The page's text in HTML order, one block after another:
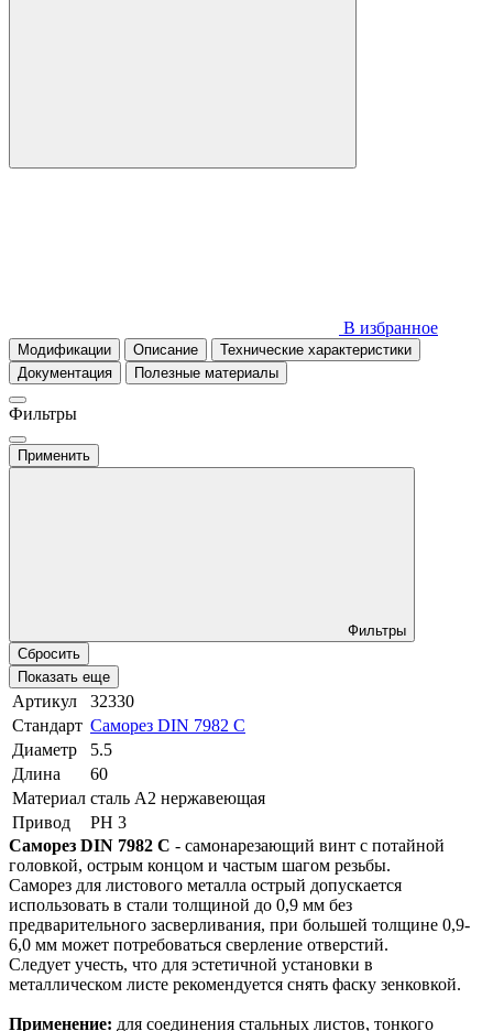
В избранное
Модификации Описание
Технические характеристики
Документация
Полезные материалы
Фильтры
Применить
Фильтры
Сбросить
Показать еще
Артикул
32330
Стандарт Саморез DIN 7982 C
Диаметр
5.5
Длина
60
Материал сталь A2 нержавеющая
Привод
PH 3
Саморез DIN 7982 C - самонарезающий винт с потайной
головкой, острым концом и частым шагом резьбы.
Саморез для листового металла острый допускается
использовать в стали толщиной до 0,9 мм без
предварительного засверливания, при большей толщине 0,9-
6,0 мм может потребоваться сверление отверстий.
Следует учесть, что для эстетичной установки в
металлическом листе рекомендуется снять фаску зенковкой.
Применение: для соединения стальных листов, тонкого